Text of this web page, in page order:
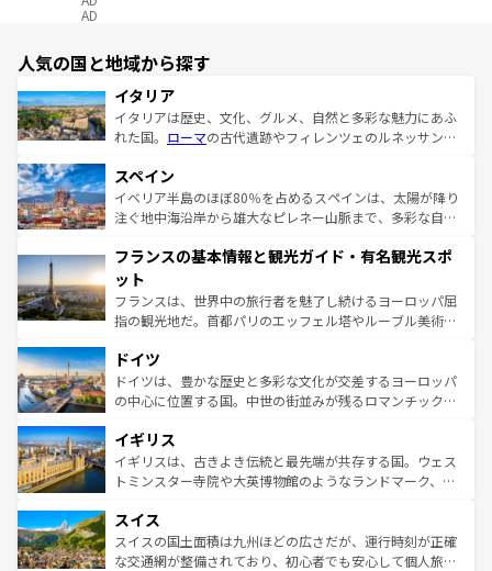
AD
人気の国と地域から探す
イタリア
イタリアは歴史、文化、グルメ、自然と多彩な魅力にあふ
れた国。 ローマの古代遺跡やフィレンツェのルネッサンス
ろん、トスカーナの美しい田園風景やアマルフィ海岸の絶
景など、自然景観も見逃せない。観光の合間には、本場の
ピザやパスタなど、絶品のイタリア料理を堪能することも
ませてくれるイタリアで、忘れられない旅をしてみよう！
なお、新着のイタリア情報は
しい。
スペイン
イベリア半島のほぼ80％を占めるスペインは、太陽が降り
注ぐ地中海沿岸から雄大なピレネー山脈まで、多彩な自然
文化が根付くこの国では、情熱的なフラメンコ、熱気あふ
れる闘牛、そして美味しいタパスが生活の一部となってい
る。首都マドリードの洗練された雰囲気や、バルセロナの
アートに溢れた街角から、地方では古代ローマ遺跡や中世
せる。地方によって風土や気候が異なるスペインはその個
性で訪れる人を魅了する。 なお、新着のスペイン情報は コ
ンテンツ一覧を参照してほしい。
フランスの基本情報と観光ガイド・有名観光スポ
ット
フランスは、世界中の旅行者を魅了し続けるヨーロッパ屈
指の観光地だ。首都パリのエッフェル塔やルーブル美術館
で、幅広い魅力が詰まっている。華麗な宮殿、歴史的な大
聖堂、美しいビーチ、そして豊かな自然が、訪れる者を心
から魅了する。また、フランスは美食の国としても知ら
いる。シャンパンの発祥地であるランス、プロヴァンスの
香り高いラベンダー畑など、多彩な楽しみ方が可能だ。さ
らに、パリ以外の地域にも魅力が溢れており、どの街角に
れる地方に足を運ぶとそれぞれで全く異なる文化を体験で
きるだろう。 なお、新着のフランス情報はコンテンツ一覧
を参照してほしい。
ドイツ
ドイツは、豊かな歴史と多彩な文化が交差するヨーロッパ
の中心に位置する国。中世の街並みが残るロマンチック街
顔を持つこの国は、どこを歩いても飽きることがない。ベ
ルリンの文化的活気、バイエルン州のアルプスの絶景、そ
してライン川沿いのワイン畑といった風景は必見。ビール
は、お酒好きな人にはぜひ体験してほしい。 なお、新着の
ドイツ情報はコンテンツ一覧を参照してほしい。
イギリス
イギリスは、古きよき伝統と最先端が共存する国。ウェス
トミンスター寺院や大英博物館のようなランドマーク、歴
リアごとに異なる魅力がある。また、優雅なアフタヌーン
ティー、ビール好きにはたまらない英国パブ、サッカー観
戦など、本場だからこそできる体験も豊富。イギリスを旅
スイス
スイスの国土面積は九州ほどの広さだが、運行時刻が正確
な交通網が整備されており、初心者でも安心して個人旅行